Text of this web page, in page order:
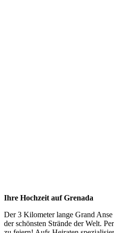
Ihre Hochzeit auf Grenada
Der 3 Kilometer lange Grand
der schönsten Strände der Welt.